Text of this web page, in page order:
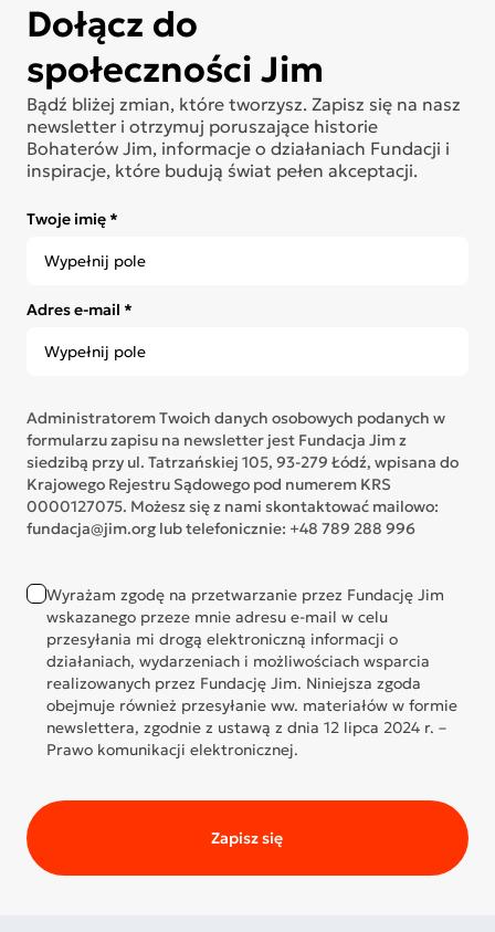
Dołącz do
społeczności Jim
Bądź bliżej zmian, które tworzysz. Zapisz się na nasz
newsletter i otrzymuj poruszające historie
Bohaterów Jim, informacje o działaniach Fundacji i
inspiracje, które budują świat pełen akceptacji.
Twoje imię *
Adres e-mail *
Administratorem Twoich danych osobowych podanych w
formularzu zapisu na newsletter jest Fundacja Jim z
siedzibą przy ul. Tatrzańskiej 105, 93-279 Łódź, wpisana do
Krajowego Rejestru Sądowego pod numerem KRS
0000127075. Możesz się z nami skontaktować mailowo:
fundacja@jim.org lub telefonicznie: +48 789 288 996
Wyrażam zgodę na przetwarzanie przez Fundację Jim
wskazanego przeze mnie adresu e-mail w celu
przesyłania mi drogą elektroniczną informacji o
działaniach, wydarzeniach i możliwościach wsparcia
realizowanych przez Fundację Jim. Niniejsza zgoda
obejmuje również przesyłanie ww. materiałów w formie
newslettera, zgodnie z ustawą z dnia 12 lipca 2024 r. –
Prawo komunikacji elektronicznej.
Zapisz się